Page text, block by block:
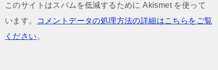
このサイトはスパムを低減するために Akismet を使って
います。
コメントデータの処理方法の詳細はこちらをご覧
ください 。